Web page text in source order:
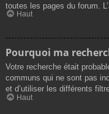
toutes les pages du forum.
Haut
Pourquoi ma
Votre recherche était
communs qui ne sont pas
et d’utiliser les différents
Haut